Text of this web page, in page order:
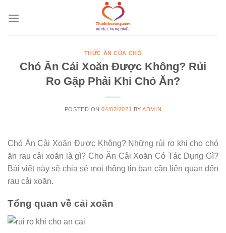
THỨC ĂN CỦA CHÓ
Chó Ăn Cải Xoăn Được Không? Rủi
Ro Gặp Phải Khi Chó Ăn?
POSTED ON04/02/2021 BYADMIN
Chó Ăn Cải Xoăn Được Không? Những rủi ro khi cho chó
ăn rau cải xoăn là gì? Cho Ăn Cải Xoăn Có Tác Dụng Gì?
Bài viết này sẽ chia sẻ mọi thông tin bạn cần liên quan đến
rau cải xoăn.
Tổng quan về cải xoăn